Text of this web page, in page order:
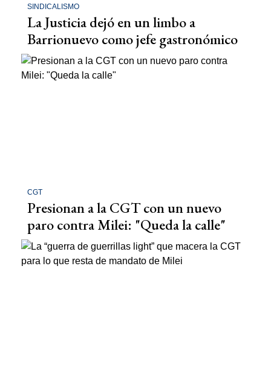
SINDICALISMO
La Justicia dejó en un limbo a
Barrionuevo como jefe gastronómico
CGT
Presionan a la CGT con un nuevo
paro contra Milei: "Queda la calle"